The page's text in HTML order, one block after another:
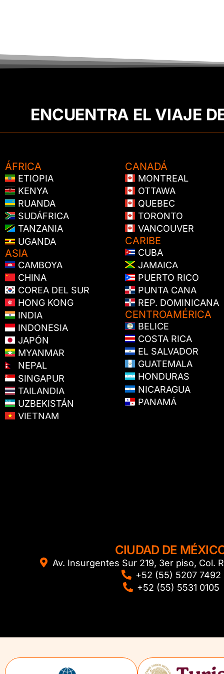
ENCUENTRA EL VIAJE
ÁFRICA
ETIOPIA
KENYA
RUANDA
SUDÁFRICA
TANZANIA
UGANDA
ASIA
CAMBOYA
CHINA
COREA DEL SUR
HONG KONG
INDIA
INDONESIA
JAPÓN
MYANMAR
NEPAL
SINGAPUR
TAILANDIA
UZBEKISTÁN
VIETNAM
CANADÁ
MONTREAL
OTTAWA
QUEBEC
TORONTO
VANCOUVER
CARIBE
CUBA
JAMAICA
PUERTO RICO
PUNTA CANA
REP. DOMINICANA
CENTROAMÉRICA
BELICE
COSTA RICA
EL SALVADOR
GUATEMALA
HONDURAS
NICARAGUA
PANAMÁ
CIUDAD DE
Av. Insurgentes Sur 219, 3er piso, Col.
+52 (55) 5207 7492
+52 (55) 5531 0105